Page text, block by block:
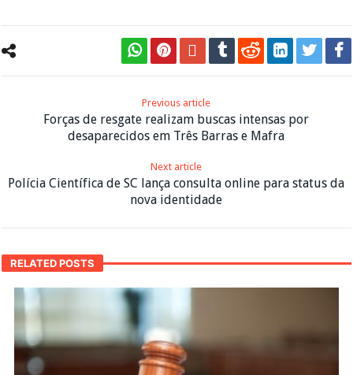
Previous article
Forças de resgate realizam buscas intensas por
desaparecidos em Três Barras e Mafra
Next article
Polícia Científica de SC lança consulta online para status da
nova identidade
RELATED POSTS